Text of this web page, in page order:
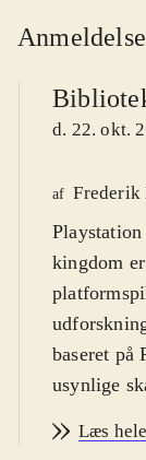
d. 22. okt.
af Frederik
kingdom
baseret på
usynlige
flere titler
Læs